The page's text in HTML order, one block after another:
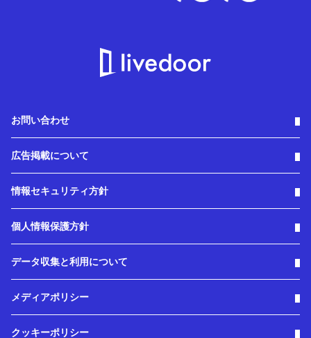
お問い合わせ
広告掲載について
情報セキュリティ方針
個人情報保護方針
データ収集と利用について
メディアポリシー
クッキーポリシー